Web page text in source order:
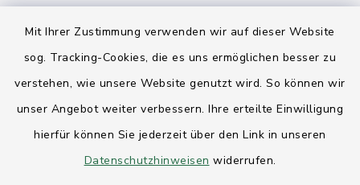
Mit Ihrer Zustimmung verwenden wir auf dieser Website
sog. Tracking-Cookies, die es uns ermöglichen besser zu
verstehen, wie unsere Website genutzt wird. So können wir
unser Angebot weiter verbessern. Ihre erteilte Einwilligung
hierfür können Sie jederzeit über den Link in unseren
Datenschutzhinweisen widerrufen.
Ihre Behördennummer 115
Landesregierung Schleswig-Holstein
AktivRegion Mittelholstein